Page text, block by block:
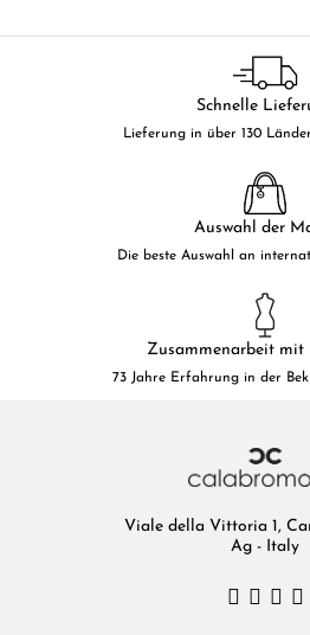
Schnelle
Lieferung in über 130
Auswahl der
Die beste Auswahl an
Zusammenarbeit mit
73 Jahre Erfahrung in der
Viale della Vittoria 1,
Ag - Italy